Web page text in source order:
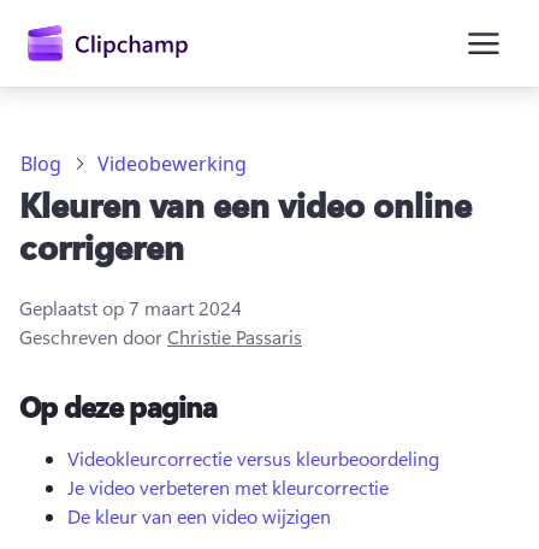
Aanmelden
Gratis uitproberen
Blog Videobewerking
Kleuren van een video online
corrigeren
Geplaatst op7 maart 2024
Geschreven doorChristie Passaris
Op deze pagina
Videokleurcorrectie versus kleurbeoordeling
Je video verbeteren met kleurcorrectie
De kleur van een video wijzigen